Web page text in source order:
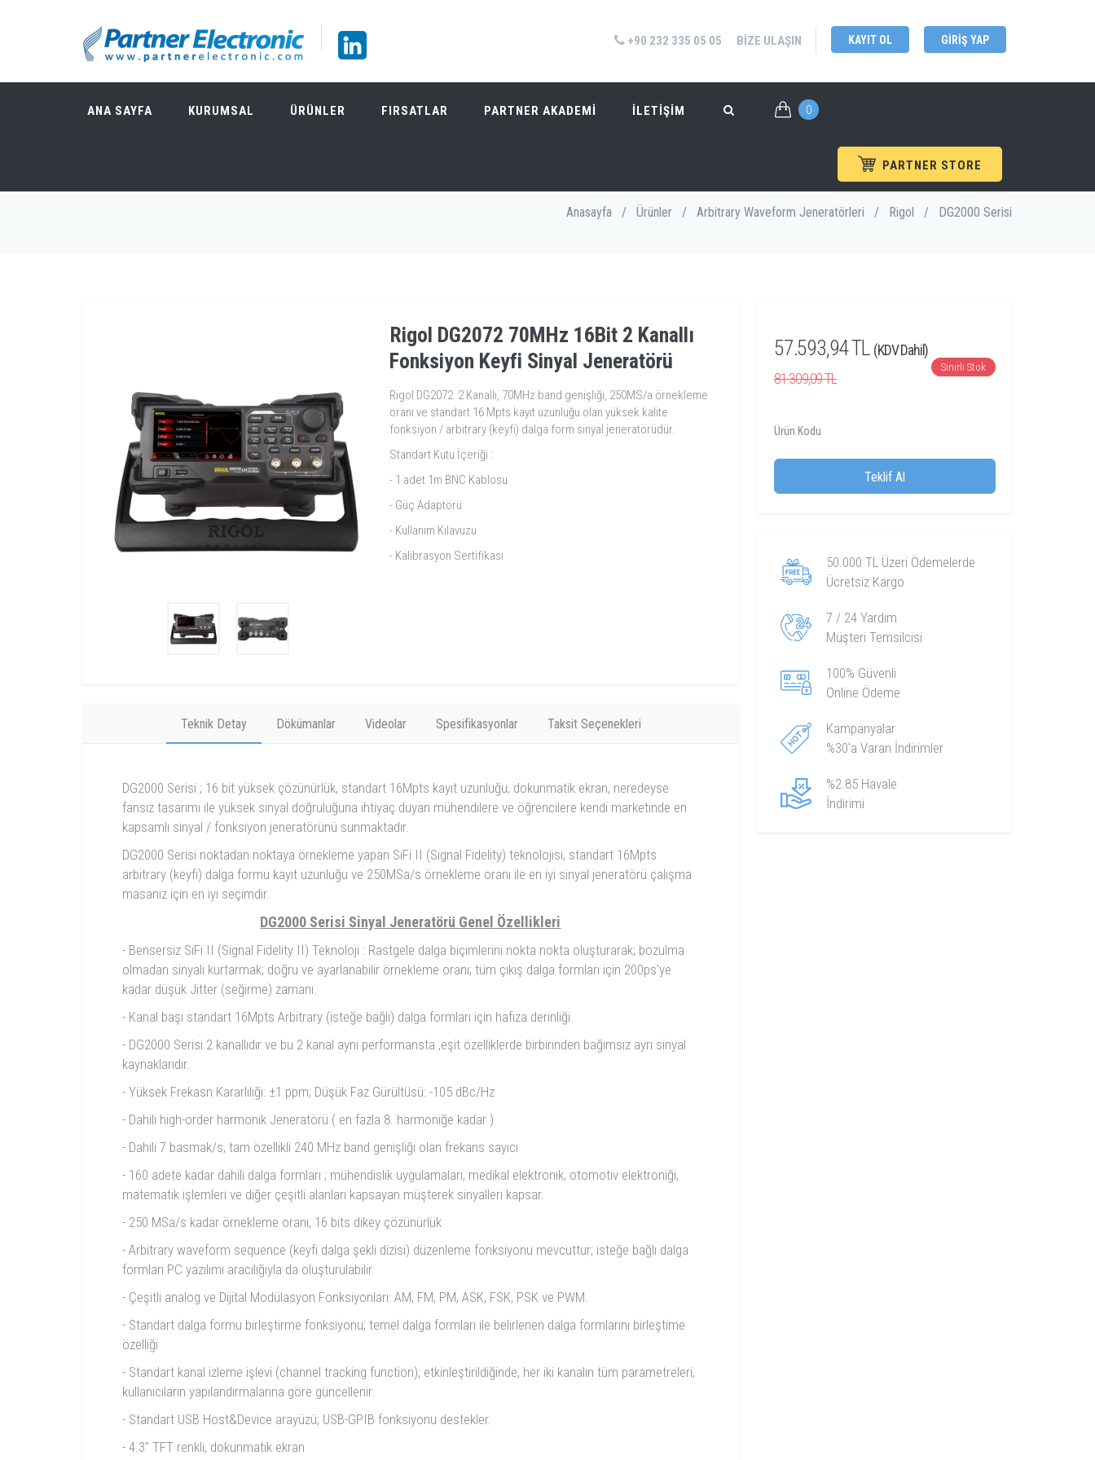
+90 232 335 05 05 BIZE ULAŞIN KAYIT OL GIRIŞ YAP
ANA SAYFA KURUMSAL ÜRÜNLER FIRSATLAR PARTNER AKADEMİ İLETİŞİM 0
PARTNER STORE
Anasayfa / Ürünler / Arbitrary Waveform Jeneratörleri / Rigol / DG2000 Serisi
Rigol DG2072 70MHz 16Bit 2 Kanallı
Fonksiyon Keyfi Sinyal Jeneratörü
Rigol DG2072 2 Kanallı, 70MHz band genişliği, 250MS/a örnekleme
oranı ve standart 16 Mpts kayıt uzunluğu olan yüksek kalite
fonksiyon / arbitrary (keyfi) dalga form sinyal jeneratörüdür.
Standart Kutu İçeriği :
- 1 adet 1m BNC Kablosu
- Güç Adaptörü
- Kullanım Kılavuzu
- Kalibrasyon Sertifikası
57.593,94 TL (KDV Dahil)
81.309,09 TL
Sınırlı Stok
Ürün Kodu
Teklif Al
50.000 TL Üzeri Ödemelerde
Ücretsiz Kargo
7 / 24 Yardım
Müşteri Temsilcisi
100% Güvenli
Online Ödeme
Kampanyalar
%30'a Varan İndirimler
%2.85 Havale
İndirimi
Teknik Detay Dökümanlar Videolar Spesifikasyonlar Taksit Seçenekleri
DG2000 Serisi ; 16 bit yüksek çözünürlük, standart 16Mpts kayıt uzunluğu, dokunmatik ekran, neredeyse
fansız tasarımı ile yüksek sinyal doğruluğuna ihtiyaç duyan mühendilere ve öğrencilere kendi marketinde en
kapsamlı sinyal / fonksiyon jeneratörünü sunmaktadır.
DG2000 Serisi noktadan noktaya örnekleme yapan SiFi II (Signal Fidelity) teknolojisi, standart 16Mpts
arbitrary (keyfi) dalga formu kayıt uzunluğu ve 250MSa/s örnekleme oranı ile en iyi sinyal jeneratörü çalışma
masanız için en iyi seçimdir.
DG2000 Serisi Sinyal Jeneratörü Genel Özellikleri
- Bensersiz SiFi II (Signal Fidelity II) Teknoloji : Rastgele dalga biçimlerini nokta nokta oluşturarak; bozulma
olmadan sinyali kurtarmak; doğru ve ayarlanabilir örnekleme oranı; tüm çıkış dalga formları için 200ps'ye
kadar düşük Jitter (seğirme) zamanı.
- Kanal başı standart 16Mpts Arbitrary (isteğe bağlı) dalga formları için hafıza derinliği.
- DG2000 Serisi 2 kanallıdır ve bu 2 kanal aynı performansta ,eşit özelliklerde birbirinden bağımsız ayrı sinyal
kaynaklarıdır.
- Yüksek Frekasn Kararlılığı: ±1 ppm; Düşük Faz Gürültüsü: -105 dBc/Hz
- Dahili high-order harmonik Jeneratörü ( en fazla 8. harmoniğe kadar )
- Dahili 7 basmak/s, tam özellikli 240 MHz band genişliği olan frekans sayıcı
- 160 adete kadar dahili dalga formları ; mühendislik uygulamaları, medikal elektronik, otomotiv elektroniği,
matematik işlemleri ve diğer çeşitli alanları kapsayan müşterek sinyalleri kapsar.
- 250 MSa/s kadar örnekleme oranı, 16 bits dikey çözünürlük
- Arbitrary waveform sequence (keyfi dalga şekli dizisi) düzenleme fonksiyonu mevcuttur; isteğe bağlı dalga
formları PC yazılımı aracılığıyla da oluşturulabilir
- Çeşitli analog ve Dijital Modülasyon Fonksiyonları: AM, FM, PM, ASK, FSK, PSK ve PWM.
- Standart dalga formu birleştirme fonksiyonu; temel dalga formları ile belirlenen dalga formlarını birleştime
özelliği
- Standart kanal izleme işlevi (channel tracking function); etkinleştirildiğinde, her iki kanalın tüm parametreleri,
kullanıcıların yapılandırmalarına göre güncellenir.
- Standart USB Host&Device arayüzü; USB-GPIB fonksiyonu destekler.
- 4.3'' TFT renkli, dokunmatik ekran